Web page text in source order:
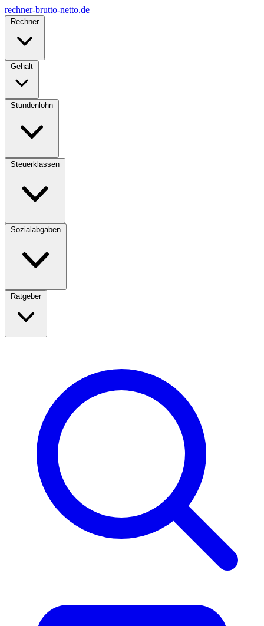
rechner-brutto-netto.de
Rechner
Gehalt
Stundenlohn
Steuerklassen
Sozialabgaben
Ratgeber